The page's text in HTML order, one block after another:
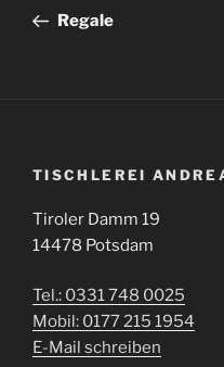
Beitrag
Regale
TISCHLEREI
Tiroler Damm 19
14478 Potsdam
Tel.: 0331 748 0025
Mobil: 0177 215 1954
E-Mail schreiben